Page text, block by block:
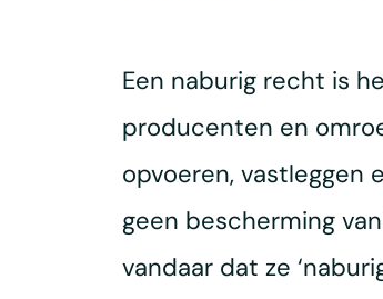
Een naburig recht is
producenten en
opvoeren, vastleggen
geen bescherming
vandaar dat ze